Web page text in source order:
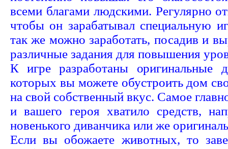
всеми благами людскими. Регулярно
чтобы он зарабатывал специальную
так же можно заработать, посадив и
различные задания для повышения
К игре разработаны оригинальные
которых вы можете обустроить дом
на свой собственный вкус. Самое
и вашего героя хватило средств,
новенького диванчика или же
Если вы обожаете животных, то